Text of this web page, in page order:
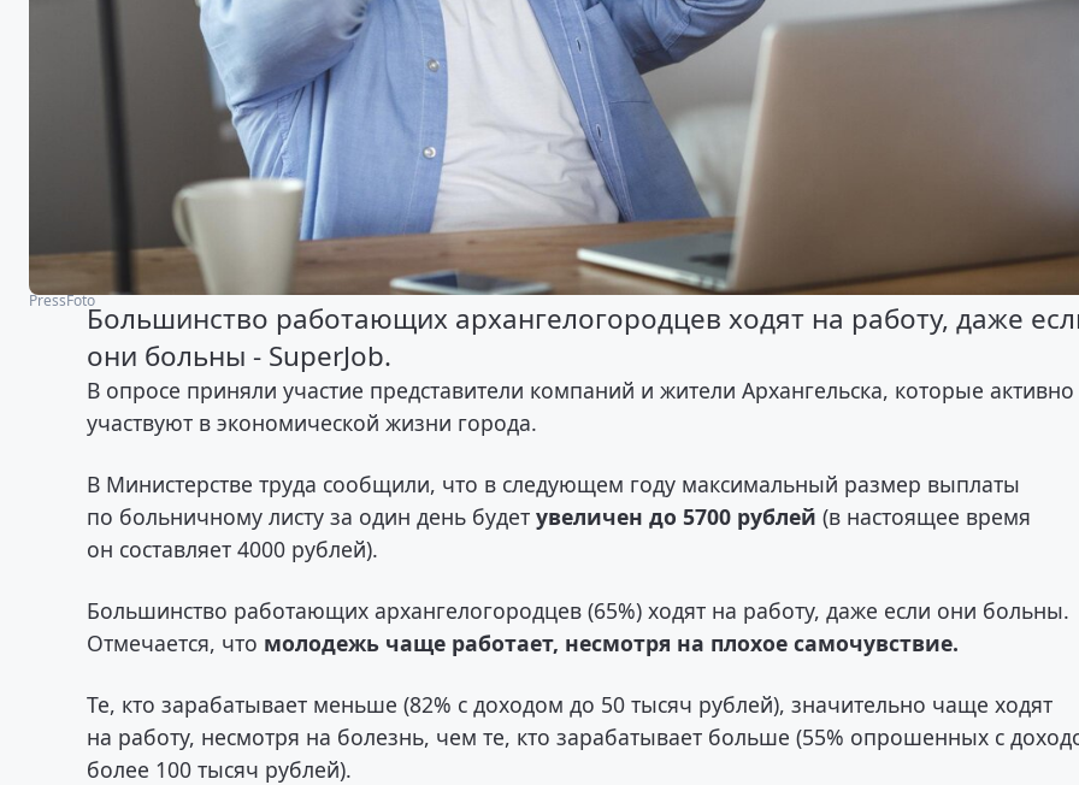
PressFotoБольшинство работающих архангелогородцев ходят на работу, даже
они больны - SuperJob.
В опросе приняли участие представители компаний и жители Архангельска, которые активно
участвуют в экономической жизни города.
В Министерстве труда сообщили, что в следующем году максимальный размер выплаты
по больничному листу за один день будетувеличен до 5700 рублей (в настоящее время
он составляет 4000 рублей).
Большинство работающих архангелогородцев (65%) ходят на работу, даже если они больны.
Отмечается, что молодежь чаще работает, несмотря на плохое самочувствие.
Те, кто зарабатывает меньше (82% с доходом до 50 тысяч рублей), значительно чаще ходят
на работу, несмотря на болезнь, чем те, кто зарабатывает больше (55% опрошенных с
более 100 тысяч рублей).